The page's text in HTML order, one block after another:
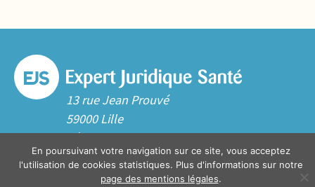
13 rue Jean Prouvé
59000 Lille
Tél. 03 20 06 70 10
Contact
En poursuivant votre navigation sur ce site, vous acceptez
l'utilisation de cookies statistiques. Plus d'informations sur notre
page des mentions légales.